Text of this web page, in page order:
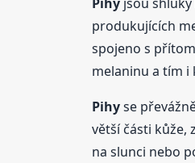
produkujících
spojeno s
melaninu a tím i
Pihyse
větší části kůže,
na slunci nebo